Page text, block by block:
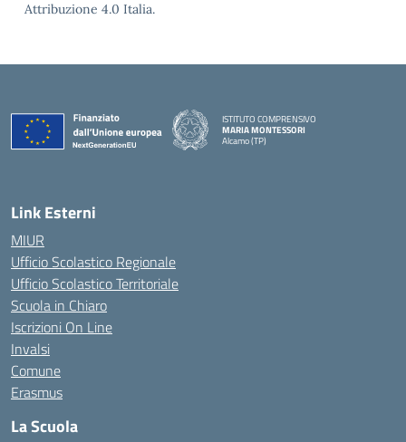
Attribuzione 4.0 Italia.
ISTITUTO COMPRENSIVO
MARIA MONTESSORI
Alcamo (TP)
Link Esterni
MIUR
Ufficio Scolastico Regionale
Ufficio Scolastico Territoriale
Scuola in Chiaro
Iscrizioni On Line
Invalsi
Comune
Erasmus
La Scuola